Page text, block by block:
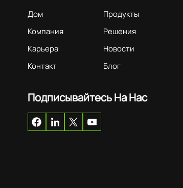
Дом
Продукты
Компания
Решения
Карьера
Новости
Контакт
Блог
Подписывайтесь На Нас